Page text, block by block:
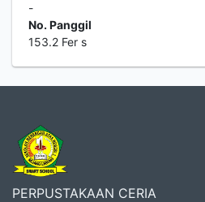
-
No. Panggil
153.2 Fer s
PERPUSTAKAAN CERIA